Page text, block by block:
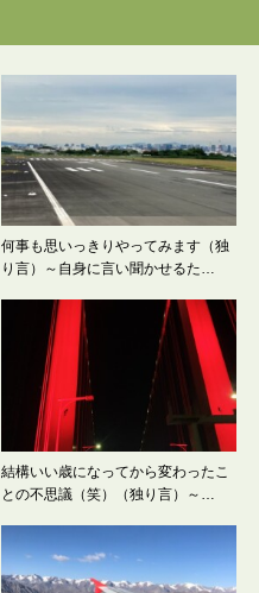
何事も思いっきりやってみます（独
り言）～自身に言い聞かせるた…
結構いい歳になってから変わったこ
との不思議（笑）（独り言）～…